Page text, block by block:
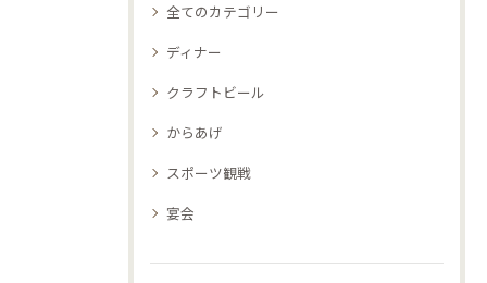
全てのカテゴリー
ディナー
クラフトビール
からあげ
スポーツ観戦
宴会